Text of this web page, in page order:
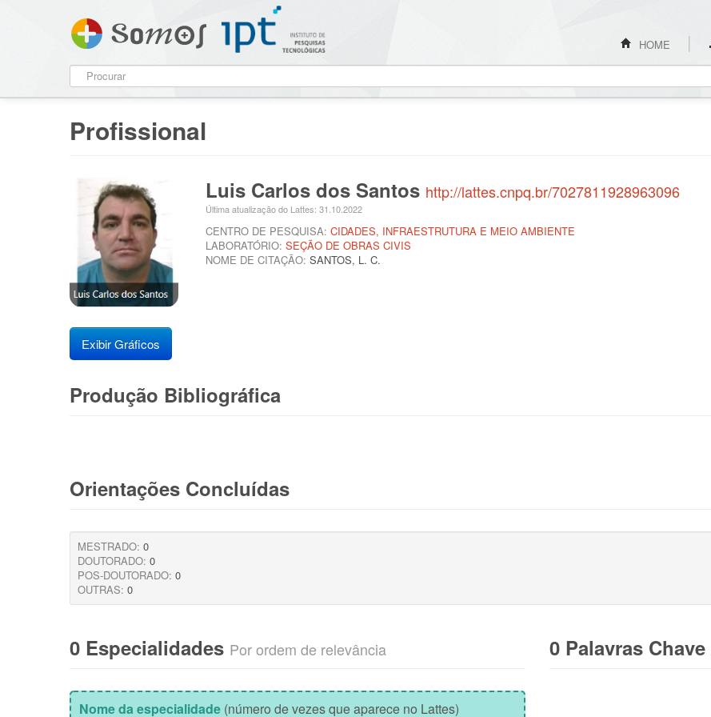
HOME
Profissional
Luis Carlos dos Santos http://lattes.cnpq.br/7027811928963096
Última atualização do Lattes: 31.10.2022
CENTRO DE PESQUISA: CIDADES, INFRAESTRUTURA E MEIO AMBIENTE
LABORATÓRIO: SEÇÃO DE OBRAS CIVIS
NOME DE CITAÇÃO: SANTOS, L. C.
Exibir Gráficos
Produção Bibliográfica
Orientações Concluídas
MESTRADO: 0
DOUTORADO: 0
POS-DOUTORADO: 0
OUTRAS: 0
0 Especialidades Por ordem de relevância
Nome da especialidade (número de vezes que aparece no Lattes)
0 Palavras Chave